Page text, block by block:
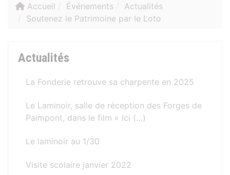
Accueil Événements
Actualités
Soutenez le Patrimoine par le Loto
Actualités
La Fonderie retrouve sa charpente en 2025
Le Laminoir, salle de réception des Forges de
Paimpont, dans le film « Ici (…)
Le laminoir au 1/30
Visite scolaire janvier 2022